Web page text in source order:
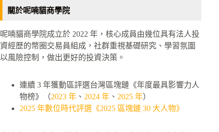
關於呢喃貓商學院
呢喃貓商學院成立於 2022 年，核心成員由幾位具有法人投
資經歷的幣圈交易員組成，社群重視基礎研究、學習氛圍
以風險控制，做出更好的投資決策。
連續 3 年獲動區評選台灣區塊鏈《年度最具影響力人
物榜》（2023 年 、 2024 年 、 2025 年）
2025 年數位時代評選《2025 區塊鏈 30 大人物》